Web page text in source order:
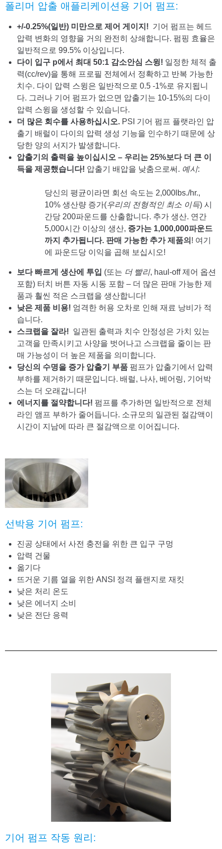
폴리머 압출 애플리케이션용 기어 펌프:
+/-0.25%(일반) 미만으로 제어 게이지! 기어 펌프는 헤드
압력 변화의 영향을 거의 완전히 상쇄합니다. 펌핑 효율은
일반적으로 99.5% 이상입니다.
다이 입구 p에서 최대 50:1 감소안심 스윙! 일정한 체적 출
력(cc/rev)을 통해 프로필 전체에서 정확하고 반복 가능한
치수. 다이 압력 스윙은 일반적으로 0.5 -1%로 유지됩니
다. 그러나 기어 펌프가 없으면 압출기는 10-15%의 다이
압력 스윙을 생성할 수 있습니다.
더 많은 회수를 사용하십시오. PSI 기어 펌프 플랫라인 압
출기 배럴이 다이의 압력 생성 기능을 인수하기 때문에 상
당한 양의 서지가 발생합니다.
압출기의 출력을 높이십시오 – 우리는 25%보다 더 큰 이
득을 제공했습니다! 압출기 배압을 낮춤으로써. 예시:
당신의 평균이라면 회선 속도는 2,000lbs./hr.,
10% 생산량 증가(우리의 전형적인 최소 이득) 시
간당 200파운드를 산출합니다. 추가 생산. 연간
5,000시간 이상의 생산, 증가는 1,000,000파운드
까지 추가됩니다. 판매 가능한 추가 제품의 ! 여기
에 파운드당 이익을 곱해 보십시오!
보다 빠르게 생산에 투입 (또는 더 빨리, haul-off 제어 옵션
포함) 터치 버튼 자동 시동 포함 – 더 많은 판매 가능한 제
품과 훨씬 적은 스크랩을 생산합니다!
낮은 제품 비용! 엄격한 허용 오차로 인해 재료 낭비가 적
습니다.
스크랩을 잘라! 일관된 출력과 치수 안정성은 가치 있는
고객을 만족시키고 사양을 벗어나고 스크랩을 줄이는 판
매 가능성이 더 높은 제품을 의미합니다.
당신의 수명을 증가 압출기 부품 펌프가 압출기에서 압력
부하를 제거하기 때문입니다. 배럴, 나사, 베어링, 기어박
스는 더 오래갑니다!
에너지를 절약합니다! 펌프를 추가하면 일반적으로 전체
라인 앰프 부하가 줄어듭니다. 소규모의 일관된 절감액이
시간이 지남에 따라 큰 절감액으로 이어집니다.
선박용 기어 펌프:
진공 상태에서 사전 충전을 위한 큰 입구 구멍
압력 건물
옮기다
뜨거운 기름 열을 위한 ANSI 정격 플랜지로 재킷
낮은 처리 온도
낮은 에너지 소비
낮은 전단 응력
기어 펌프 작동 원리: